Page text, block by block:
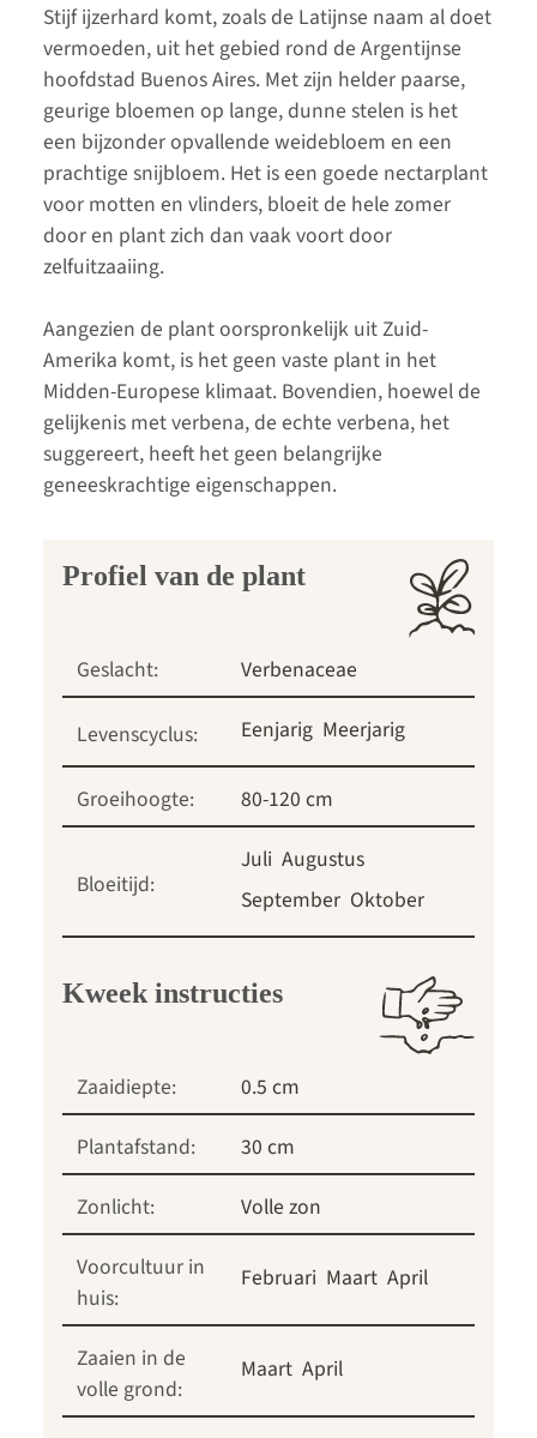
Stijf ijzerhard komt, zoals de Latijnse naam al doet
vermoeden, uit het gebied rond de Argentijnse
hoofdstad Buenos Aires. Met zijn helder paarse,
geurige bloemen op lange, dunne stelen is het
een bijzonder opvallende weidebloem en een
prachtige snijbloem. Het is een goede nectarplant
voor motten en vlinders, bloeit de hele zomer
door en plant zich dan vaak voort door
zelfuitzaaiing.
Aangezien de plant oorspronkelijk uit Zuid-
Amerika komt, is het geen vaste plant in het
Midden-Europese klimaat. Bovendien, hoewel de
gelijkenis met verbena, de echte verbena, het
suggereert, heeft het geen belangrijke
geneeskrachtige eigenschappen.
Profiel van de plant
Geslacht: Verbenaceae
Levenscyclus: Eenjarig Meerjarig
Groeihoogte: 80-120 cm
Bloeitijd:
Juli Augustus
September Oktober
Kweek instructies
Zaaidiepte:
0.5 cm
Plantafstand:
30 cm
Zonlicht:
Volle zon
Voorcultuur in
huis:
Februari Maart April
Zaaien in de
volle grond:
Maart April